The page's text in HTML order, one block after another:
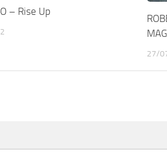
– Rise Up
27/